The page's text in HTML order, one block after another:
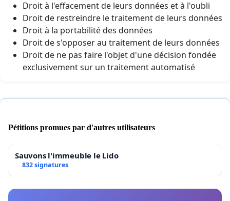
Droit à l'effacement de leurs données et à l'oubli
Droit de restreindre le traitement de leurs données
Droit à la portabilité des données
Droit de s'opposer au traitement de leurs données
Droit de ne pas faire l'objet d'une décision fondée
exclusivement sur un traitement automatisé
Pétitions promues par d'autres utilisateurs
Sauvons l'immeuble le Lido
832 signatures